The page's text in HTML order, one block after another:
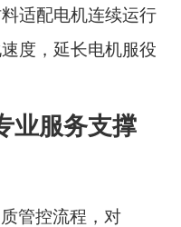
适配电机连续运行
度，延长电机服役
业服务支撑
管控流程，对